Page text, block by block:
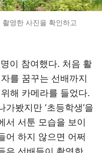
영한 사진을 확인하고
이 참여했다. 처음 활
를 꿈꾸는 선배까지
해 카메라를 들었다.
봤지만 ‘초등학생’을
서 서툰 모습을 보이
어 하지 않으면 어쩌